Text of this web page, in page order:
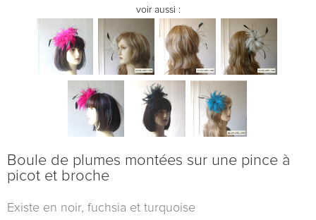
voir aussi :
Boule de plumes montées sur une pince à
picot et broche
Existe en noir, fuchsia et turquoise